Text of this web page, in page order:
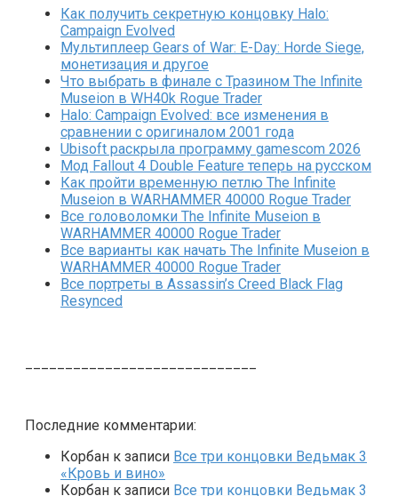
Как получить секретную концовку Halo:
Campaign Evolved
Мультиплеер Gears of War: E-Day: Horde Siege,
монетизация и другое
Что выбрать в финале с Тразином The Infinite
Museion в WH40k Rogue Trader
Halo: Campaign Evolved: все изменения в
сравнении с оригиналом 2001 года
Ubisoft раскрыла программу gamescom 2026
Мод Fallout 4 Double Feature теперь на русском
Как пройти временную петлю The Infinite
Museion в WARHAMMER 40000 Rogue Trader
Все головоломки The Infinite Museion в
WARHAMMER 40000 Rogue Trader
Все варианты как начать The Infinite Museion в
WARHAMMER 40000 Rogue Trader
Все портреты в Assassin’s Creed Black Flag
Resynced
Последние комментарии:
Корбан к записи Все три концовки Ведьмак 3
«Кровь и вино»
Корбан к записи Все три концовки Ведьмак 3